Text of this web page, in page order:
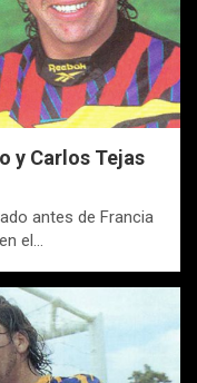
y Carlos Tejas
antes de Francia
el…